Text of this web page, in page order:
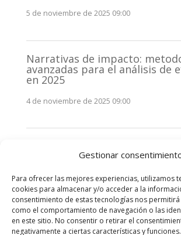
Gestionar
Para ofrecer las mejores experiencias, utilizamos
cookies para almacenar y/o acceder a la
consentimiento de estas tecnologías nos
como el comportamiento de navegación o las
en este sitio. No consentir o retirar el
negativamente a ciertas características y funciones.
5 de noviembre de 2025 09:00
Narrativas de impacto:
avanzadas para el análisis de
en 2025
4 de noviembre de 2025 09:00
stakeholders en 2025: La clave
3 de noviembre de 2025 09:00
Comentarios